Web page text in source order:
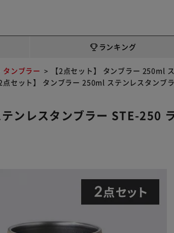
ランキング
タンブラー
【2点セット】 タンブラー 250ml
2点セット】 タンブラー 250ml ステンレスタンブ
ンレスタンブラー STE-250